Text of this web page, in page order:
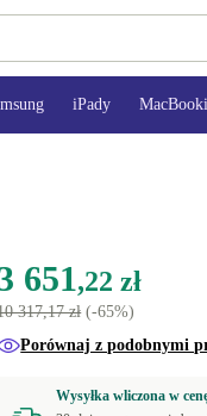
iPady MacBooki
651,22 zł
317,17 zł(-65%)
Porównaj z podobnymi
Wysyłka wliczona w